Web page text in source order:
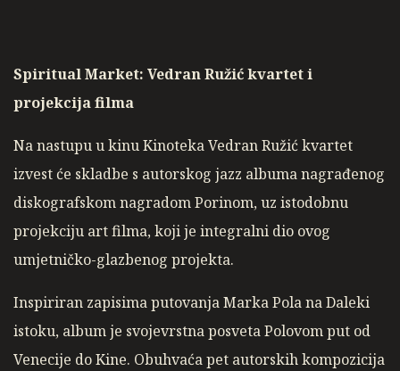
Spiritual Market: Vedran Ružić kvartet i
projekcija filma
Na nastupu u kinu Kinoteka Vedran Ružić kvartet
izvest će skladbe s autorskog jazz albuma nagrađenog
diskografskom nagradom Porinom, uz istodobnu
projekciju art filma, koji je integralni dio ovog
umjetničko-glazbenog projekta.
Inspiriran zapisima putovanja Marka Pola na Daleki
istoku, album je svojevrstna posveta Polovom put od
Venecije do Kine. Obuhvaća pet autorskih kompozicija